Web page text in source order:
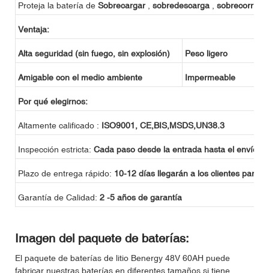
Proteja la batería de Sobrecargar sobredescarga
Ventaja:
Alta seguridad (sin fuego, sin explosión) Peso ligero
Amigable con el medio ambiente Impermeable
Por qué elegirnos:
Altamente calificado : ISO9001, CE,BIS,MSDS,UN38.3
Inspección estricta: Cada paso desde la entrada hasta el envío
Plazo de entrega rápido: 10-12 días llegarán a los clientes para
Garantía de Calidad: 2 -5 años de garantía
Imagen del paquete de baterías:
El paquete de baterías de litio Benergy 48V 60AH puede
fabricar nuestras baterías en diferentes tamaños si tiene